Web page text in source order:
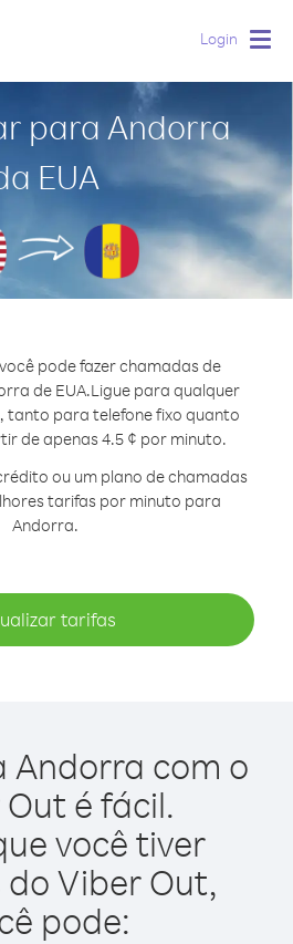
Login
para Andorra
EUA
pode fazer chamadas de
de EUA.Ligue para qualquer
tanto para telefone fixo quanto
de apenas 4.5 ¢ por minuto.
ou um plano de chamadas
tarifas por minuto para
Andorra.
tarifas
Andorra com o
é fácil.
você tiver
Viber Out,
pode: